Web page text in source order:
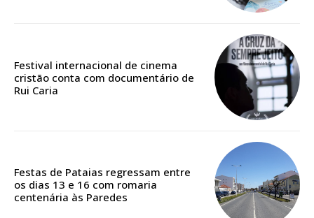
Acesso ao conteúdo online
Acesso aos conteúdos Exclusivos para
assinantes
Festival internacional de cinema
cristão conta com documentário de
Rui Caria
Festas de Pataias regressam entre
os dias 13 e 16 com romaria
centenária às Paredes